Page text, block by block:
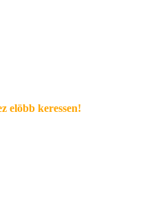
elöbb keressen!